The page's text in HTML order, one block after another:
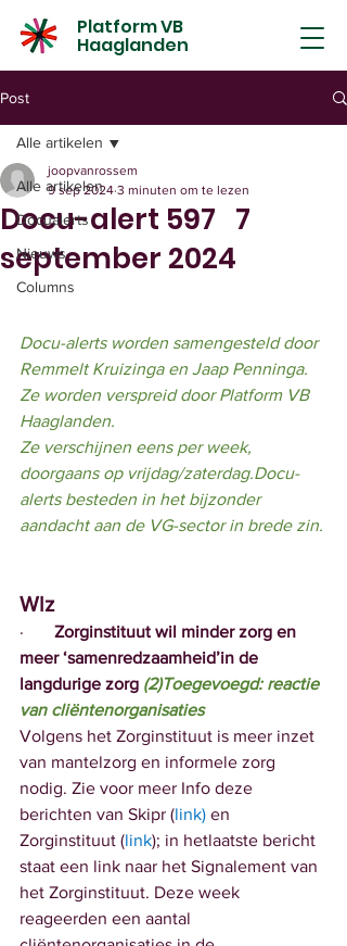
Platform VB
Haaglanden
Post
Alle artikelen
Docualerts
Nieuws
Columns
Alle artikelen
Docu-alert 597 7
september 2024
joopvanrossem
9 sep 2024 3 minuten om te lezen
Docu-alerts worden samengesteld door
Remmelt Kruizinga en Jaap Penninga.
Ze worden verspreid door Platform VB
Haaglanden.
Ze verschijnen eens per week,
doorgaans op vrijdag/zaterdag.Docu-
alerts besteden in het bijzonder
aandacht aan de VG-sector in brede zin.
Wlz
· Zorginstituut wil minder zorg en
meer ‘samenredzaamheid’in de
langdurige zorg (2)Toegevoegd: reactie
van cliëntenorganisaties
Volgens het Zorginstituut is meer inzet
van mantelzorg en informele zorg
nodig. Zie voor meer Info deze
berichten van Skipr (link) en
Zorginstituut (link); in hetlaatste bericht
staat een link naar het Signalement van
het Zorginstituut. Deze week
reageerden een aantal